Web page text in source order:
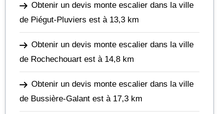
Obtenir un devis monte escalier dans la ville
de Piégut-Pluviers est à 13,3 km
Obtenir un devis monte escalier dans la ville
de Rochechouart est à 14,8 km
Obtenir un devis monte escalier dans la ville
de Bussière-Galant est à 17,3 km